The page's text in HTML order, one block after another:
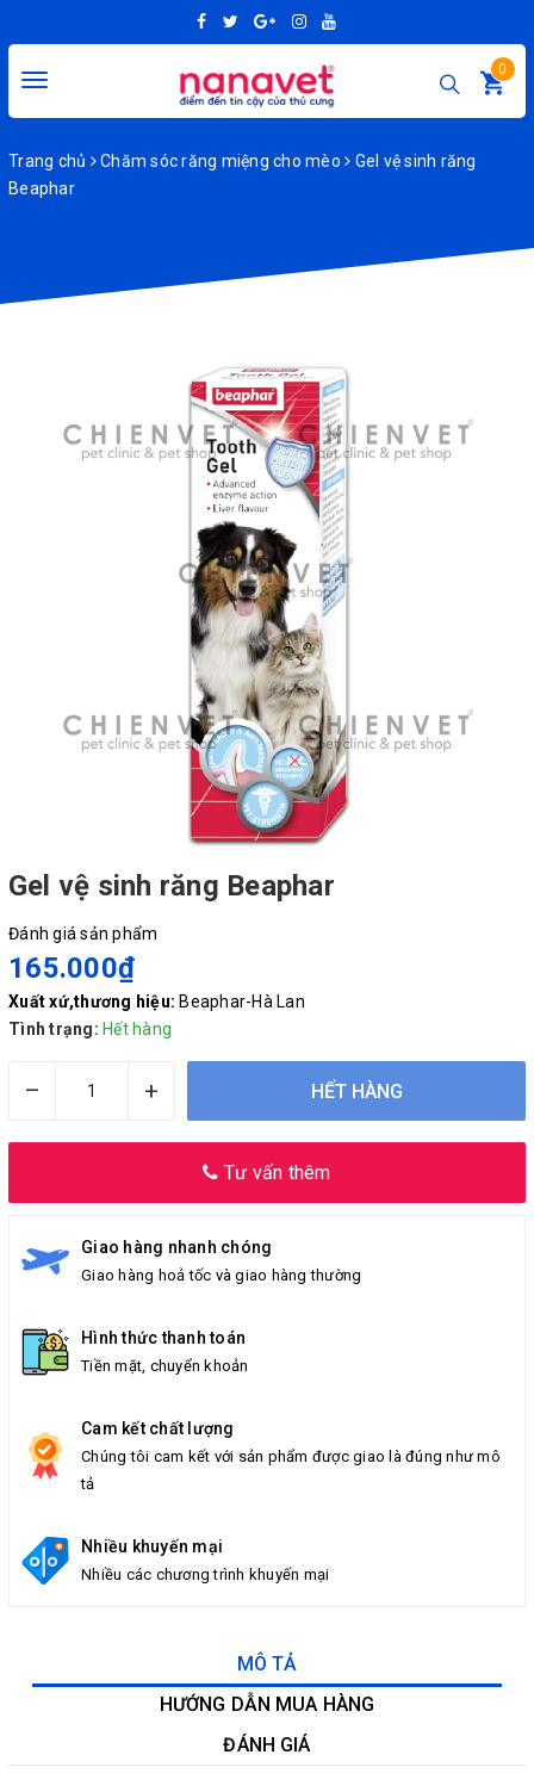
Toggle
0
Trang chủ Chăm sóc răng miệng cho mèo
Gel vệ sinh răng
Beaphar
Gel vệ sinh răng Beaphar
Đánh giá sản phẩm
165.000₫
Xuất xứ,thương hiệu: Beaphar-Hà Lan
Tình trạng: Hết hàng
– + HẾT HÀNG
Tư vấn thêm
Giao hàng nhanh chóng
Giao hàng hoả tốc và giao hàng thường
Hình thức thanh toán
Tiền mặt, chuyển khoản
Cam kết chất lượng
Chúng tôi cam kết với sản phẩm được giao là đúng như mô
tả
Nhiều khuyến mại
Nhiều các chương trình khuyến mại
MÔ TẢ
HƯỚNG DẪN MUA HÀNG
ĐÁNH GIÁ